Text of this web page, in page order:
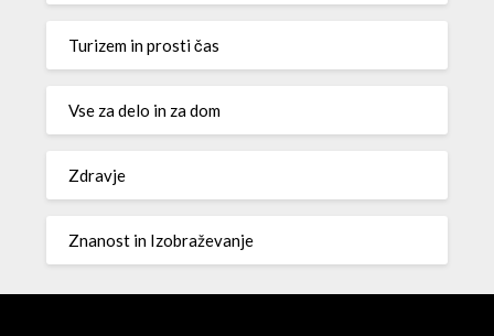
Turizem in prosti čas
Vse za delo in za dom
Zdravje
Znanost in Izobraževanje